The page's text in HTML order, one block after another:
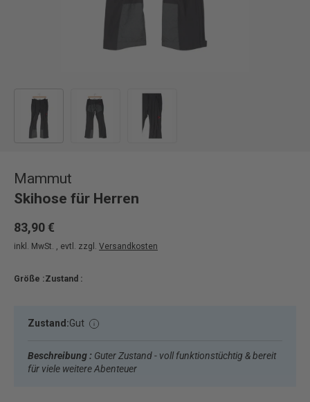
Mammut
Skihose für Herren
83,90 €
inkl. MwSt. , evtl. zzgl. Versandkosten
Größe :Zustand :
Zustand:Gut
Beschreibung : Guter Zustand - voll funktionstüchtig & bereit
für viele weitere Abenteuer